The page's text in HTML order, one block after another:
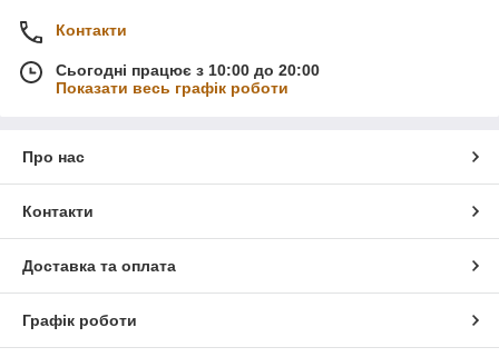
Контакти
Сьогодні працює з 10:00 до 20:00
Показати весь графік роботи
Про нас
Контакти
Доставка та оплата
Графік роботи